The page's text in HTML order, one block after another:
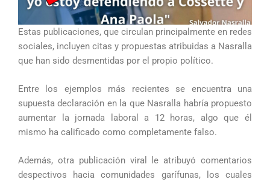
Estas publicaciones, que circulan principalmente en redes
sociales, incluyen citas y propuestas atribuidas a Nasralla
que han sido desmentidas por el propio político.
Entre los ejemplos más recientes se encuentra una
supuesta declaración en la que Nasralla habría propuesto
aumentar la jornada laboral a 12 horas, algo que él
mismo ha calificado como completamente falso.
Además, otra publicación viral le atribuyó comentarios
despectivos hacia comunidades garífunas, los cuales